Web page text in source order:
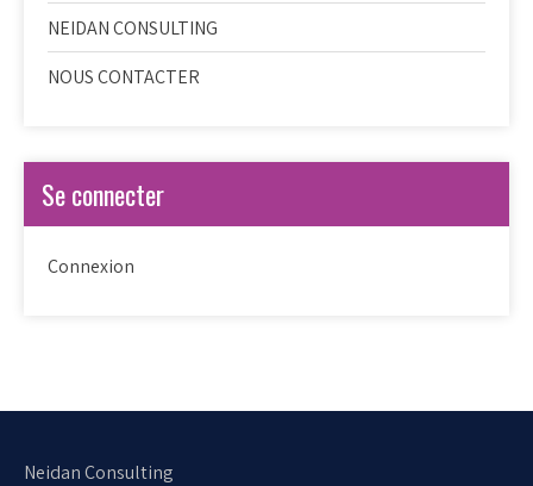
NEIDAN CONSULTING
NOUS CONTACTER
Se connecter
Connexion
Neidan Consulting